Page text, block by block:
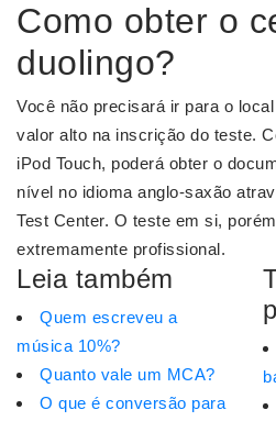
Como obter o
duolingo?
Você não precisará ir para o
valor alto na inscrição do teste.
iPod Touch, poderá obter o
nível no idioma anglo-saxão
Test Center. O teste em si,
extremamente profissional.
Leia também
Quem escreveu a
música 10%?
Quanto vale um MCA?
O que é conversão para